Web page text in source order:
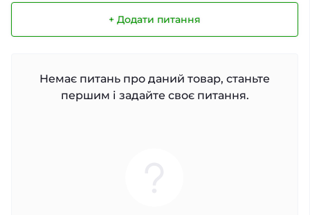
+ Додати питання
Немає питань про даний товар, станьте
першим і задайте своє питання.